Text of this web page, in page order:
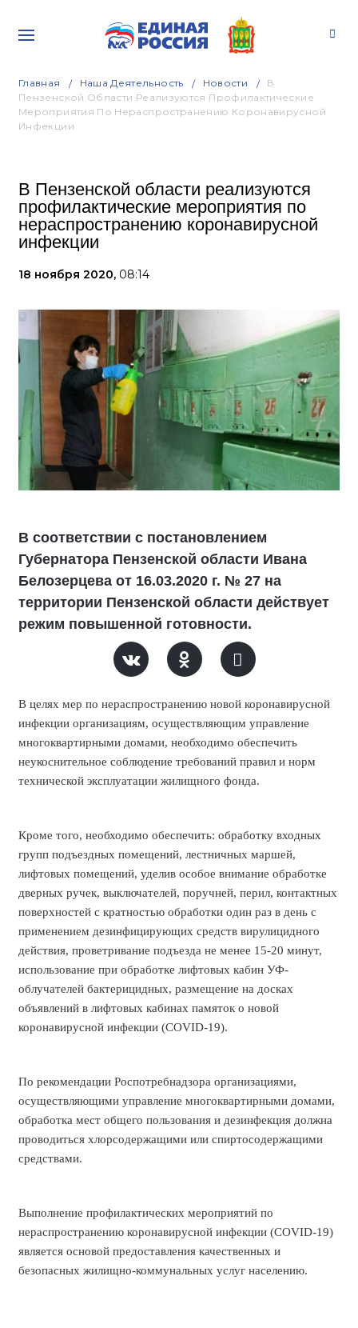
Главная Наша Деятельность Новости
В
Пензенской Области Реализуются Профилактические
Мероприятия По Нераспространению Коронавирусной
Инфекции
В Пензенской области реализуются
профилактические мероприятия по
нераспространению коронавирусной
инфекции
18 ноября 2020, 08:14
В соответствии с постановлением
Губернатора Пензенской области Ивана
Белозерцева от 16.03.2020 г. № 27 на
территории Пензенской области действует
режим повышенной готовности.
В целях мер по нераспространению новой коронавирусной
инфекции организациям, осуществляющим управление
многоквартирными домами, необходимо обеспечить
неукоснительное соблюдение требований правил и норм
технической эксплуатации жилищного фонда.
Кроме того, необходимо обеспечить: обработку входных
групп подъездных помещений, лестничных маршей,
лифтовых помещений, уделив особое внимание обработке
дверных ручек, выключателей, поручней, перил, контактных
поверхностей с кратностью обработки один раз в день с
применением дезинфицирующих средств вирулицидного
действия, проветривание подъезда не менее 15-20 минут,
использование при обработке лифтовых кабин УФ-
облучателей бактерицидных, размещение на досках
объявлений в лифтовых кабинах памяток о новой
коронавирусной инфекции (COVID-19).
По рекомендации Роспотребнадзора организациями,
осуществляющими управление многоквартирными домами,
обработка мест общего пользования и дезинфекция должна
проводиться хлорсодержащими или спиртосодержащими
средствами.
Выполнение профилактических мероприятий по
нераспространению коронавирусной инфекции (COVID-19)
является основой предоставления качественных и
безопасных жилищно-коммунальных услуг населению.